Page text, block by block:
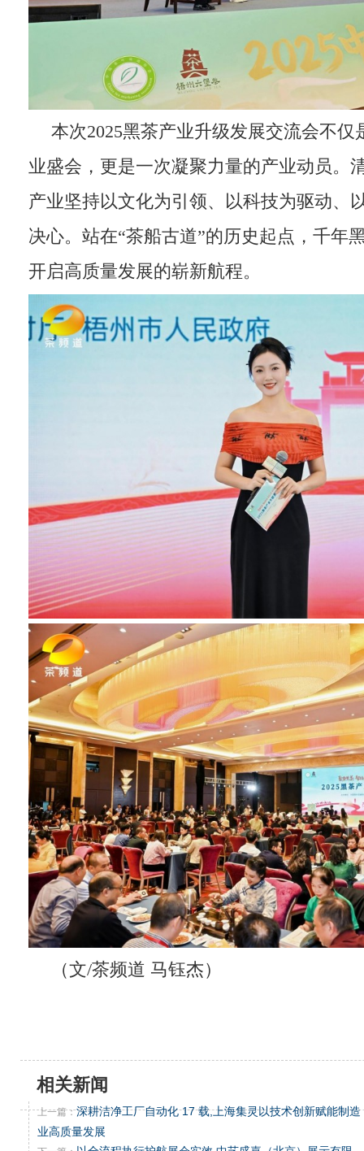
本次2025黑茶产业升级发展交流会不仅
业盛会，更是一次凝聚力量的产业动员。
产业坚持以文化为引领、以科技为驱动、
决心。站在“茶船古道”的历史起点，千年
开启高质量发展的崭新航程。
（文/茶频道 马钰杰）
相关新闻
上一篇：深耕洁净工厂自动化 17 载,上海集灵以技术创新赋能制造
业高质量发展